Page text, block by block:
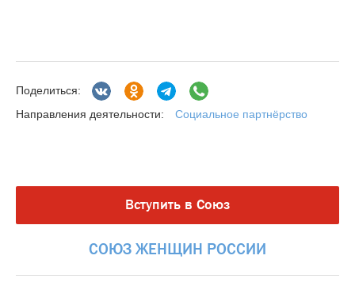
Поделиться:
Направления деятельности:
Социальное партнёрство
Вступить в Союз
СОЮЗ ЖЕНЩИН РОССИИ